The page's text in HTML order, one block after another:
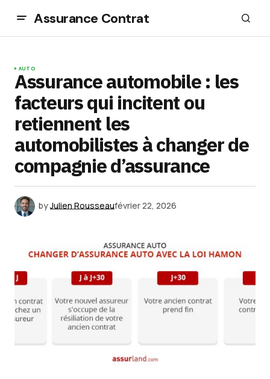
Assurance Contrat
AUTO
Assurance automobile : les
facteurs qui incitent ou
retiennent les
automobilistes à changer de
compagnie d’assurance
byJulien Rousseaufévrier 22, 2026